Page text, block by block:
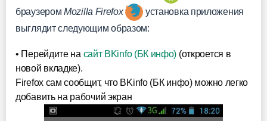
браузером Mozilla Firefox
установка приложения
выглядит следующим образом:
• Перейдите на сайт BKinfo (БК инфо) (откроется в
новой вкладке).
Firefox сам сообщит, что BKinfo (БК инфо) можно легко
добавить на рабочий экран